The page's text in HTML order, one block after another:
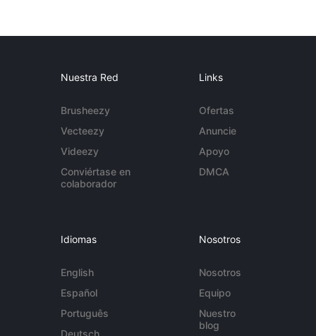
Nuestra Red
Brusheezy
Vecteezy
Videezy
Conviértase en
colaborador
Links
Ofertas
Anuncie
Apoyo
DMCA
Idiomas
English
Español
Português
Deutsch
Nosotros
Nosotros
Equipo
Nuestro
blog